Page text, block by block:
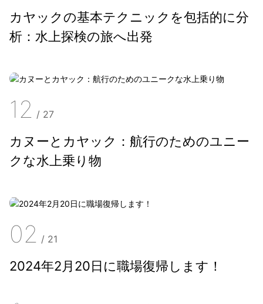
カヤックの基本テクニックを包括的に分
析：水上探検の旅へ出発
12 / 27
カヌーとカヤック：航行のためのユニー
クな水上乗り物
02 / 21
2024年2月20日に職場復帰します！